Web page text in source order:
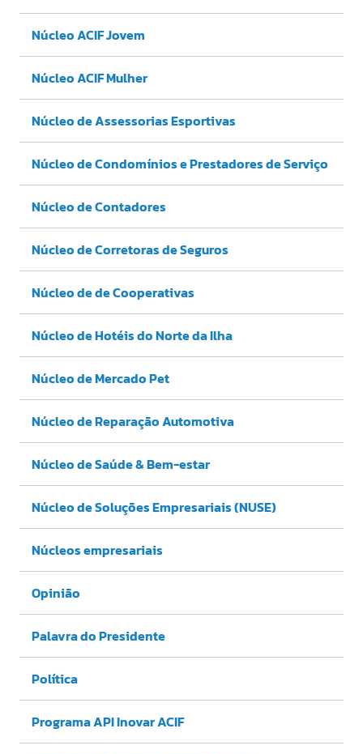
Núcleo ACIF Jovem
Núcleo ACIF Mulher
Núcleo de Assessorias Esportivas
Núcleo de Condomínios e Prestadores de Serviço
Núcleo de Contadores
Núcleo de Corretoras de Seguros
Núcleo de de Cooperativas
Núcleo de Hotéis do Norte da Ilha
Núcleo de Mercado Pet
Núcleo de Reparação Automotiva
Núcleo de Saúde & Bem-estar
Núcleo de Soluções Empresariais (NUSE)
Núcleos empresariais
Opinião
Palavra do Presidente
Política
Programa API Inovar ACIF